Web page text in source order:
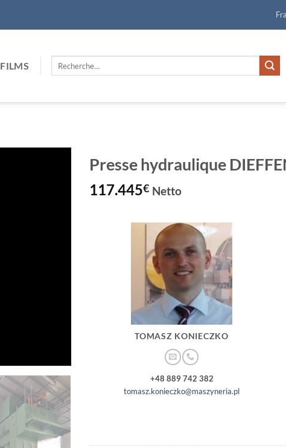
FILMS
Recherche
Presse hydraulique
117.445€ Netto
TOMASZ KONIECZKO
+48 889 742 382
tomasz.konieczko@maszyneria.pl